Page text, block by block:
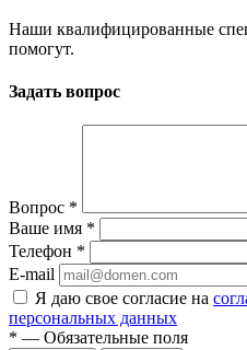
Наши квалифицированные
помогут.
Задать вопрос
Вопрос *
Ваше имя *
Телефон *
E-mail
Я даю свое согласие на
персональных данных
* — Обязательные поля